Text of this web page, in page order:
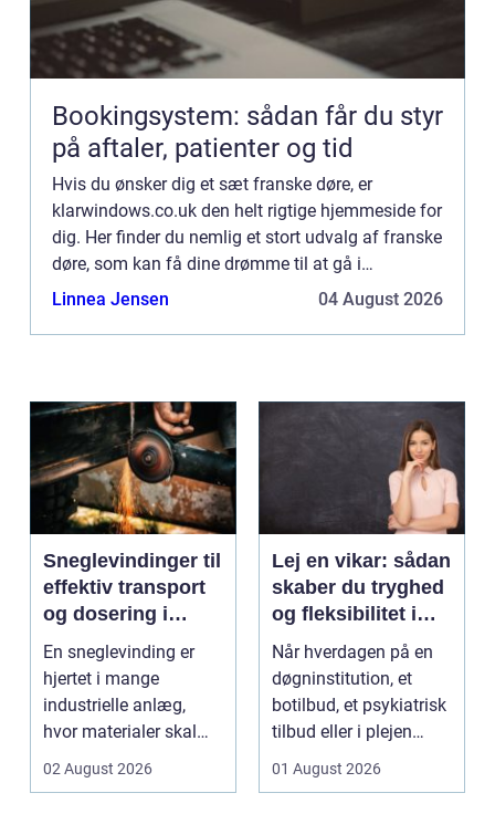
Bookingsystem: sådan får du styr
på aftaler, patienter og tid
Hvis du ønsker dig et sæt franske døre, er
klarwindows.co.uk den helt rigtige hjemmeside for
dig. Her finder du nemlig et stort udvalg af franske
døre, som kan få dine drømme til at gå i
opfyldelse. Ved at søge på hjemmesiden har du
Linnea Jensen 04 August 2026
Sneglevindinger til
effektiv transport
og dosering i
industrien
En sneglevinding er
hjertet i mange
industrielle anlæg,
hvor materialer skal
02 August 2026
Lej en vikar: sådan
skaber du tryghed
og fleksibilitet i
hverdagen
Når hverdagen på en
døgninstitution, et
botilbud, et psykiatrisk
tilbud eller i plejen
01 August 2026